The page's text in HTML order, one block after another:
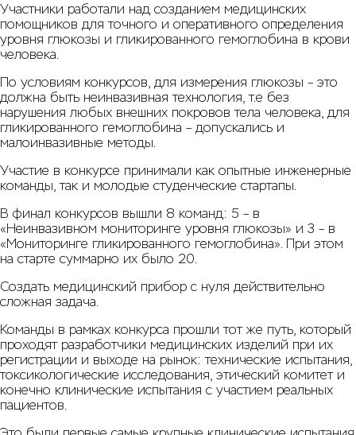
Участники работали над созданием медицинских
помощников для точного и оперативного определения
уровня глюкозы и гликированного гемоглобина в крови
человека.
По условиям конкурсов, для измерения глюкозы – это
должна быть неинвазивная технология, т.е без
нарушения любых внешних покровов тела человека, для
гликированного гемоглобина – допускались и
малоинвазивные методы.
Участие в конкурсе принимали как опытные инженерные
команды, так и молодые студенческие стартапы.
В финал конкурсов вышли 8 команд: 5 – в
«Неинвазивном мониторинге уровня глюкозы» и 3 – в
«Мониторинге гликированного гемоглобина». При этом
на старте суммарно их было 20.
Создать медицинский прибор с нуля действительно
сложная задача.
Команды в рамках конкурса прошли тот же путь, который
проходят разработчики медицинских изделий при их
регистрации и выходе на рынок: технические испытания,
токсикологические исследования, этический комитет и
конечно клинические испытания с участием реальных
пациентов.